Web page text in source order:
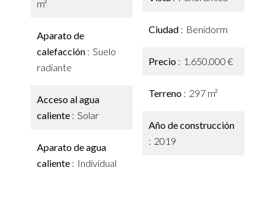
m²
Aparato de
calefacción
Suelo
radiante
Acceso al agua
caliente
Solar
Aparato de agua
caliente
Individual
Ciudad Benidorm
Precio 1.650.000 €
Terreno 297 m²
Año de construcción
2019